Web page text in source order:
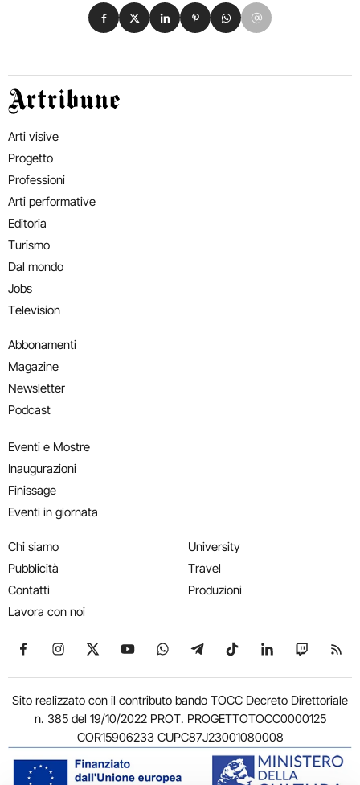
Condividi su Facebook
Condividi su X
Condividi su LinkedIn
Condividi su Pinterest
Condividi su WhatsApp
Condividi su Email
Artribune
Arti visive
Progetto
Professioni
Arti performative
Editoria
Turismo
Dal mondo
Jobs
Television
Abbonamenti
Magazine
Newsletter
Podcast
Eventi e Mostre
Inaugurazioni
Finissage
Eventi in giornata
Chi siamo
Pubblicità
Contatti
Lavora con noi
University
Travel
Produzioni
Seguici su Facebook
Seguici su Instagram
Seguici su X
Seguici su YouTube
Seguici su WhatsApp
Seguici su Telegram
Seguici su TikTok
Seguici su
Seguici
Sito realizzato con il contributo bando TOCC Decreto Direttoriale
n. 385 del 19/10/2022 PROT. PROGETTOTOCC0000125
COR15906233 CUPC87J23001080008